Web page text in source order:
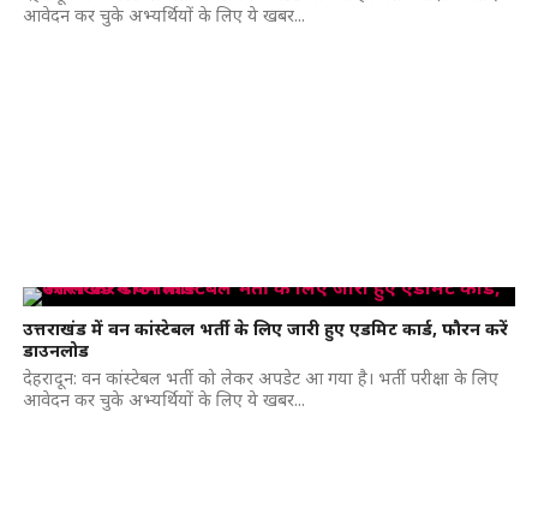
आवेदन कर चुके अभ्यर्थियों के लिए ये खबर...
उत्तराखंड में वन कांस्टेबल भर्ती के लिए जारी हुए एडमिट कार्ड, फौरन करें
डाउनलोड
देहरादून: वन कांस्टेबल भर्ती को लेकर अपडेट आ गया है। भर्ती परीक्षा के लिए
आवेदन कर चुके अभ्यर्थियों के लिए ये खबर...